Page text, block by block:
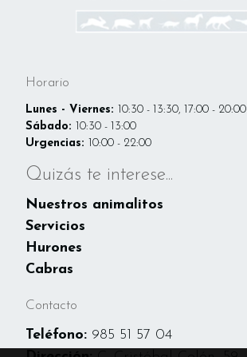
Horario
Lunes - Viernes: 10:30 - 13:30, 17:00 - 20:00
Sábado: 10:30 - 13:00
Urgencias: 10:00 - 22:00
Quizás te interese...
Nuestros animalitos
Servicios
Hurones
Cabras
Contacto
Teléfono: 985 51 57 04